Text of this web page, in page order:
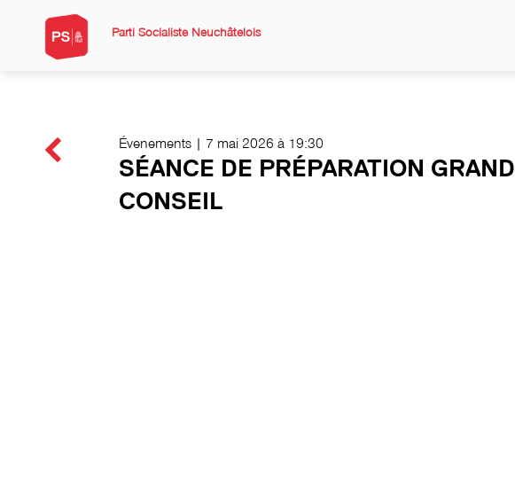
Parti Socialiste Neuchâtelois
Évenements | 7 mai 2026 à 19:30
SÉANCE DE PRÉPARATION GRAND
CONSEIL